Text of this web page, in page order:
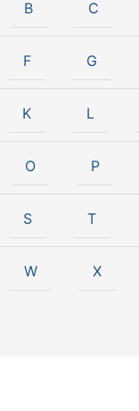
B C
F G
K L
O P
S T
W X